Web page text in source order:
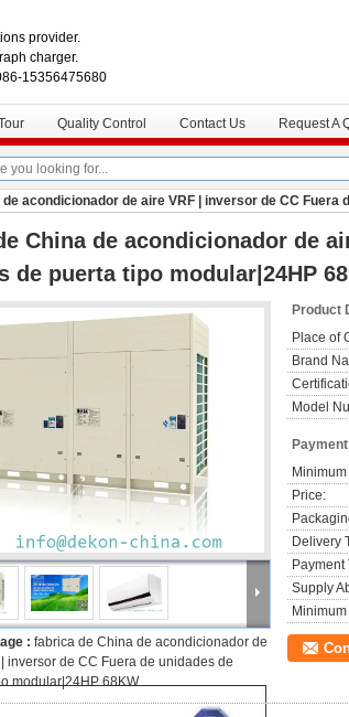
provider.
charger.
15356475680
Quality Control Contact Us Request A
acondicionador de aire VRF | inversor de CC Fuera
China de acondicionador de
de puerta tipo modular|24HP
: fabrica de China de acondicionador de
inversor de CC Fuera de unidades de
modular|24HP 68KW
Product
Place of
Brand
Model
Price:
Delivery
Payment
Supply